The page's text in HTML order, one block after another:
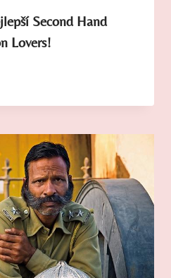
Second Hand
Lovers!